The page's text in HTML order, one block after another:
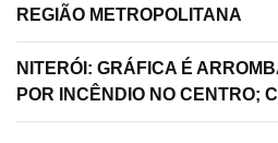
REGIÃO METROPOLITANA
NITERÓI: GRÁFICA É
POR INCÊNDIO NO CENTRO;